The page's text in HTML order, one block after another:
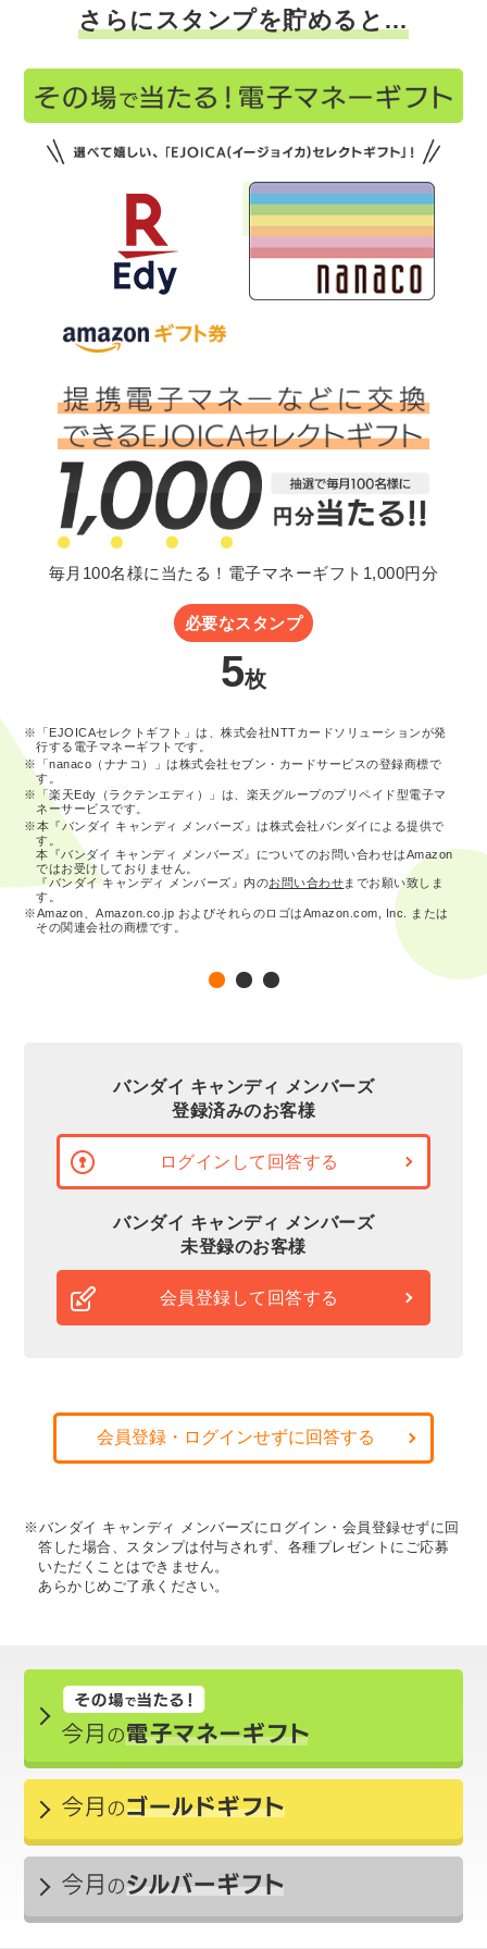
さらにスタンプを貯めると…
毎月100名様に当たる！電子マネーギフト1,000円分
必要なスタンプ
5枚
※「EJOICAセレクトギフト」は、株式会社NTTカードソリューションが発
行する電子マネーギフトです。
※「nanaco（ナナコ）」は株式会社セブン・カードサービスの登録商標で
す。
※「楽天Edy（ラクテンエディ）」は、楽天グループのプリペイド型電子マ
ネーサービスです。
※本『バンダイ キャンディ メンバーズ』は株式会社バンダイによる提供で
す。
本『バンダイ キャンディ メンバーズ』についてのお問い合わせはAmazon
ではお受けしておりません。
『バンダイ キャンディ メンバーズ』内のお問い合わせまでお願い致しま
す。
※Amazon、Amazon.co.jp およびそれらのロゴはAmazon.com, Inc. または
その関連会社の商標です。
バンダイ キャンディ メンバーズ
登録済みのお客様
ログインして回答する
バンダイ キャンディ メンバーズ
未登録のお客様
会員登録して回答する
会員登録・ログインせずに回答する
※バンダイ キャンディ メンバーズにログイン・会員登録せずに回
答した場合、スタンプは付与されず、各種プレゼントにご応募
いただくことはできません。
あらかじめご了承ください。